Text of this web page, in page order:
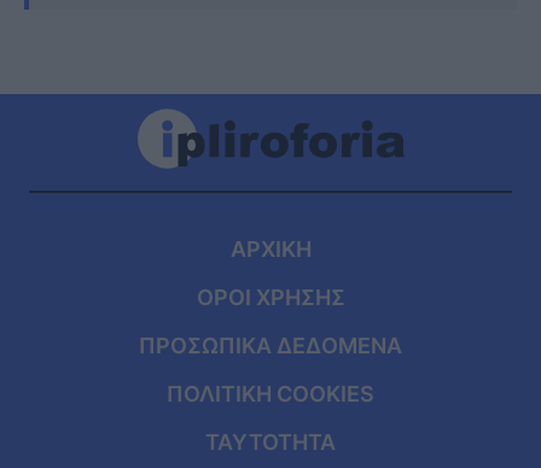
ΑΡΧΙΚΗ
ΟΡΟΙ ΧΡΗΣΗΣ
ΠΡΟΣΩΠΙΚΑ ΔΕΔΟΜΕΝΑ
ΠΟΛΙΤΙΚΗ COOKIES
ΤΑΥΤΟΤΗΤΑ